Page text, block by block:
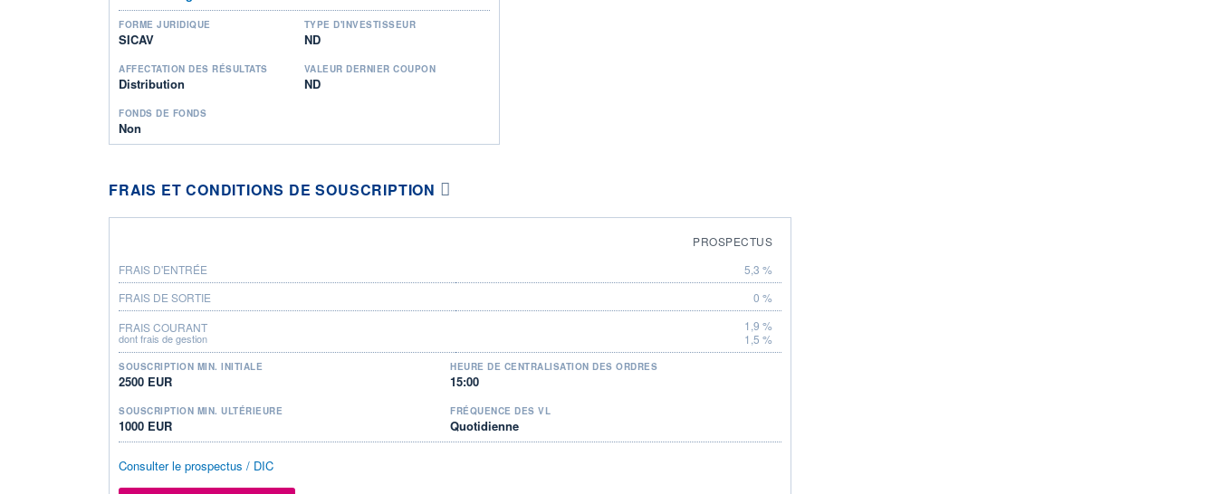
FORME JURIDIQUE
SICAV
TYPE D'INVESTISSEUR
ND
AFFECTATION DES RÉSULTATS
Distribution
VALEUR DERNIER COUPON
ND
FONDS DE FONDS
Non
FRAIS ET CONDITIONS DE SOUSCRIPTION
PROSPECTUS
FRAIS D'ENTRÉE
5,3 %
FRAIS DE SORTIE
0 %
FRAIS COURANT
dont frais de gestion
1,9 %
1,5 %
SOUSCRIPTION MIN. INITIALE
2500 EUR
HEURE DE CENTRALISATION DES ORDRES
15:00
SOUSCRIPTION MIN. ULTÉRIEURE
1000 EUR
FRÉQUENCE DES VL
Quotidienne
Consulter le prospectus / DIC